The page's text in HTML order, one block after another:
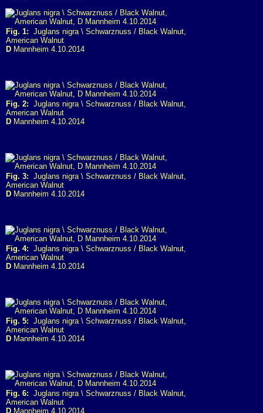
Fig. 1: Juglans nigra \ Schwarznuss / Black Walnut,
American Walnut
D Mannheim 4.10.2014
Fig. 2: Juglans nigra \ Schwarznuss / Black Walnut,
American Walnut
D Mannheim 4.10.2014
Fig. 3: Juglans nigra \ Schwarznuss / Black Walnut,
American Walnut
D Mannheim 4.10.2014
Fig. 4: Juglans nigra \ Schwarznuss / Black Walnut,
American Walnut
D Mannheim 4.10.2014
Fig. 5: Juglans nigra \ Schwarznuss / Black Walnut,
American Walnut
D Mannheim 4.10.2014
Fig. 6: Juglans nigra \ Schwarznuss / Black Walnut,
American Walnut
D Mannheim 4.10.2014